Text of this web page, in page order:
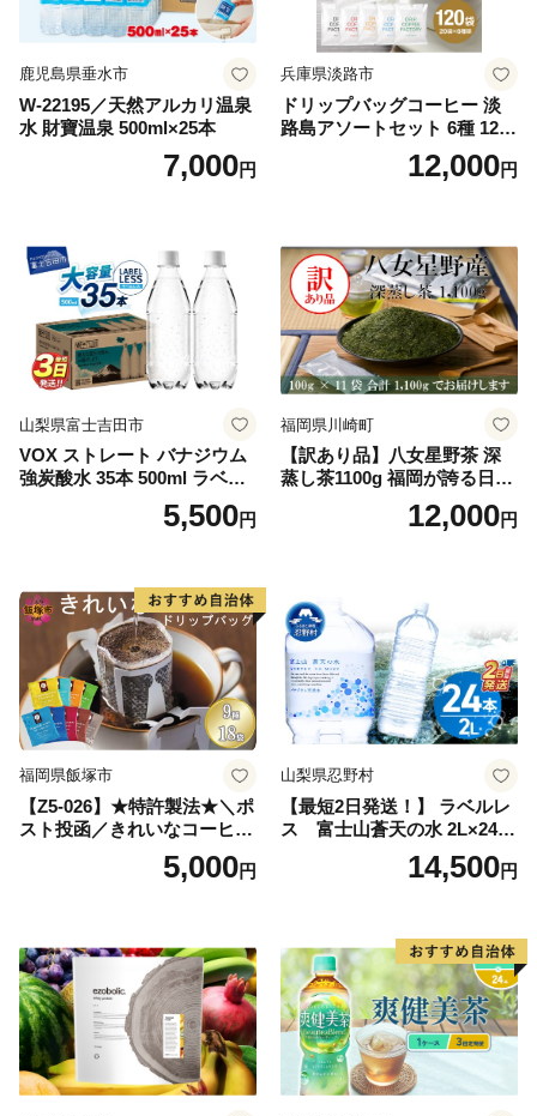
鹿児島県垂水市
W-22195／天然アルカリ温泉
水 財寶温泉 500ml×25本
7,000円
兵庫県淡路市
ドリップバッグコーヒー 淡
路島アソートセット 6種 120
袋 飲み比べ コーヒー
12,000円
山梨県富士吉田市
VOX ストレート バナジウム
強炭酸水 35本 500ml ラベル
レス【富士吉田市限定カート
5,500円
福岡県川崎町
【訳あり品】八女星野茶 深
蒸し茶1100g 福岡が誇る日本
茶_ 訳アリ 常温 お茶 茶袋 常
備品 おちゃ ocha 茶葉 緑茶
小分け お土産 お取り寄せ グ
ルメ 福岡 九州 福岡県 国産
日本 ふかむし茶 ふかむし 家
庭用 自宅用 ちゃ りょくちゃ
ふかむしちゃ 急須 甘み 川崎
町 送料無料
12,000円
福岡県飯塚市
【Z5-026】★特許製法★＼ポ
スト投函／きれいなコーヒー
ドリップバッグ9種セット(18
袋)ゆうパケットでお届け！
5,000円
山梨県忍野村
【最短2日発送！】 ラベルレ
ス 富士山蒼天の水 2L×24本
（4ケース）※離島不可 天然
水 ミネラルウォーター 水 ペ
産 シリカ ミネラル 美容 備蓄
防災 長期保存 富士山 山梨県
忍野村
14,500円